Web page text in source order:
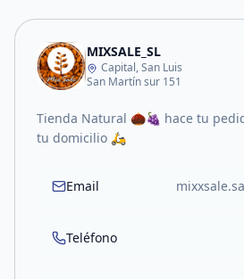
MIXSALE_SL
Capital, San Luis
San Martín sur 151
Tienda Natural 🌰🍇 hace tu
tu domicilio 🛵
Email
Teléfono